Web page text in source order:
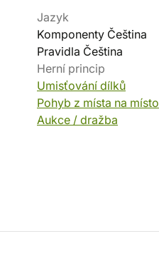
Jazyk
Komponenty Čeština
Pravidla Čeština
Herní princip
Umisťování dílků
Pohyb z místa na místo
Aukce / dražba